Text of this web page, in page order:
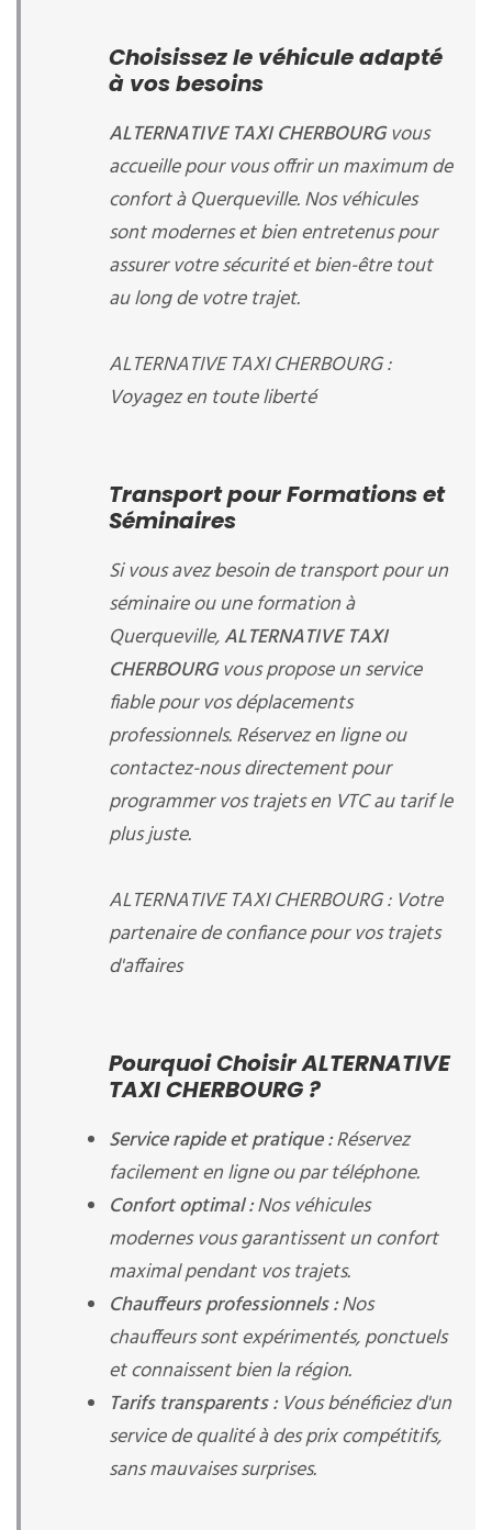
Choisissez le véhicule adapté
à vos besoins
ALTERNATIVE TAXI CHERBOURGvous
accueillepour vous offrir un maximum de
confort à Querqueville. Nos véhicules
sont modernes et bien entretenus pour
assurer votre sécurité et bien-être tout
au long de votre trajet.
ALTERNATIVE TAXI CHERBOURG :
Voyagez en toute liberté
Transport pour Formations et
Séminaires
Si vous avez besoin de transport pour un
séminaire ou une formation à
Querqueville,ALTERNATIVE TAXI
CHERBOURGvous propose un service
fiable pour vos déplacements
professionnels. Réservez en ligne ou
contactez-nous directement pour
programmer vos trajets en VTC au tarif le
plus juste.
ALTERNATIVE TAXI CHERBOURG : Votre
partenaire de confiance pour vos trajets
d'affaires
Pourquoi Choisir ALTERNATIVE
TAXI CHERBOURG ?
Service rapide et pratique :Réservez
facilement en ligne ou par téléphone.
Confort optimal :Nos véhicules
modernes vous garantissent un confort
maximal pendant vos trajets.
Chauffeurs professionnels :Nos
chauffeurs sont expérimentés, ponctuels
et connaissent bien la région.
Tarifs transparents :Vous bénéficiez d'un
service de qualité à des prix compétitifs,
sans mauvaises surprises.